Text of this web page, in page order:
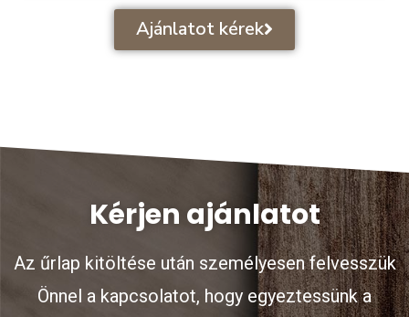
Ajánlatot kérek
Kérjen ajánlatot
Az űrlap kitöltése után személyesen felvesszük
Önnel a kapcsolatot, hogy egyeztessünk a